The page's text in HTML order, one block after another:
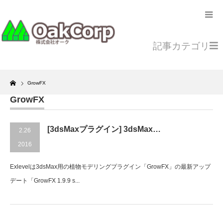
Home
GrowFX
記事カテゴリ
GrowFX
2.26
2016
[3dsMaxプラグイン] 3dsMax…
Exlevelは3dsMax用の植物モデリングプラグイン「GrowFX」の最新アップ
デート「GrowFX 1.9.9 s...